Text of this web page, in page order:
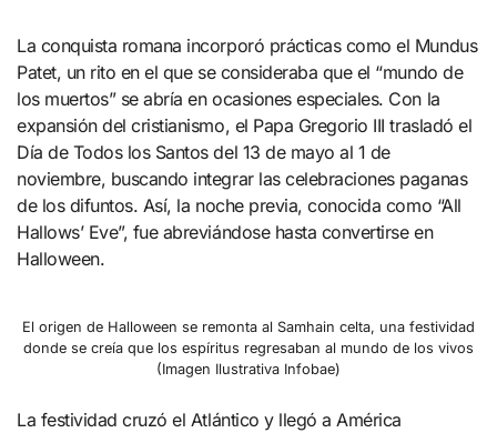
La conquista romana incorporó prácticas como el Mundus
Patet, un rito en el que se consideraba que el “mundo de
los muertos” se abría en ocasiones especiales. Con la
expansión del cristianismo, el Papa Gregorio III trasladó el
Día de Todos los Santos del 13 de mayo al 1 de
noviembre, buscando integrar las celebraciones paganas
de los difuntos. Así, la noche previa, conocida como “All
Hallows’ Eve”, fue abreviándose hasta convertirse en
Halloween.
El origen de Halloween se remonta al Samhain celta, una festividad
donde se creía que los espíritus regresaban al mundo de los vivos
(Imagen Ilustrativa Infobae)
La festividad cruzó el Atlántico y llegó a América